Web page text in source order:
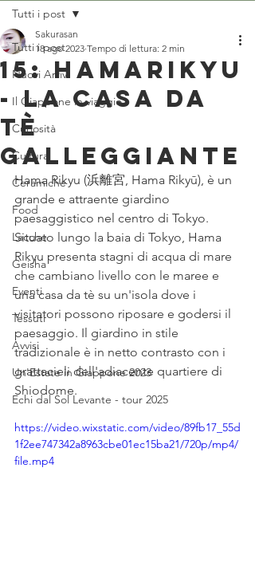
Tutti i post
Nuovi Arrivi
Il Giappone in viaggio
Curiosità
Cultura
Ceramiche
Food
Lacche
Geisha
Eventi
Tessuti
Avvisi
Un'Estate in Giappone 2023
Echi dal Sol Levante - tour 2025
Tutti i post
15: Hamarikyu
- La casa da
tè
galleggiante
Sakurasan
18 ago 2023 Tempo di lettura: 2 min
Hama Rikyu (浜離宮, Hama Rikyū), è un
grande e attraente giardino
paesaggistico nel centro di Tokyo.
Situato lungo la baia di Tokyo, Hama
Rikyu presenta stagni di acqua di mare
che cambiano livello con le maree e
una casa da tè su un'isola dove i
visitatori possono riposare e godersi il
paesaggio. Il giardino in stile
tradizionale è in netto contrasto con i
grattacieli dell'adiacente quartiere di
Shiodome.
https://video.wixstatic.com/video/89fb17_55d
1f2ee747342a8963cbe01ec15ba21/720p/mp4/
file.mp4